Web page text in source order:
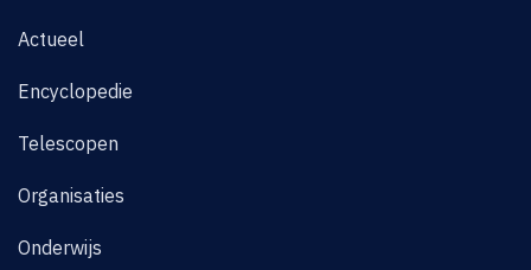
Actueel
Encyclopedie
Telescopen
Organisaties
Onderwijs